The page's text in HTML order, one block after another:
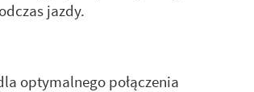
jazdy.
optymalnego połączenia